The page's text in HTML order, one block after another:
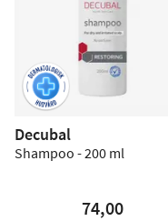
Decubal
Shampoo - 200 ml
74,00